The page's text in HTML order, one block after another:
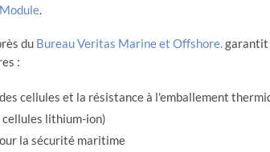
.
du Bureau Veritas Marine et Offshore.garantit
:
cellules et la résistance à l'emballement
lithium-ion)
la sécurité maritime